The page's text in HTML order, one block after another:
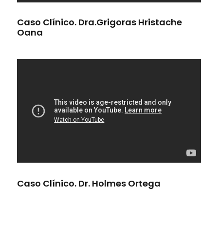
Caso Clínico. Dra.Grigoras Hristache
Oana
Caso Clínico. Dr. Holmes Ortega